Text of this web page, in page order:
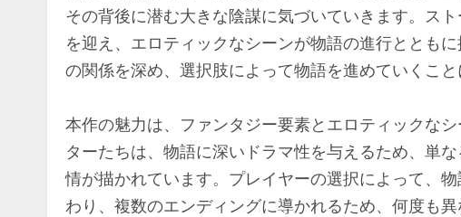
その背後に潜む大きな陰謀に気づいていきます。ス
を迎え、エロティックなシーンが物語の進行ととも
の関係を深め、選択肢によって物語を進めていくこと
本作の魅力は、ファンタジー要素とエロティックな
ターたちは、物語に深いドラマ性を与えるため、単
情が描かれています。プレイヤーの選択によって、
わり、複数のエンディングに導かれるため、何度も異